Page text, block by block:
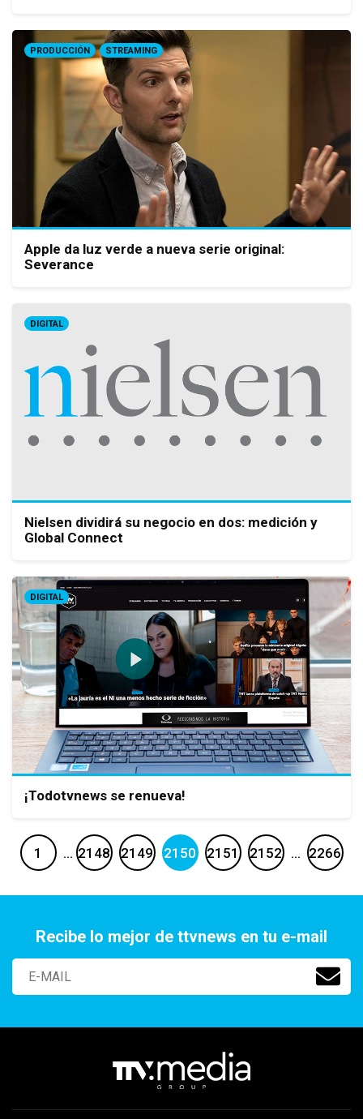
PRODUCCIÓN STREAMING
Apple da luz verde a nueva serie original:
Severance
DIGITAL
Nielsen dividirá su negocio en dos: medición y
Global Connect
DIGITAL
¡Todotvnews se renueva!
1 … 2148 2149 2150 2151 2152 … 2266
Recibe lo mejor de ttvnews en tu e-mail